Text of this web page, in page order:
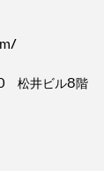
松井ビル8階